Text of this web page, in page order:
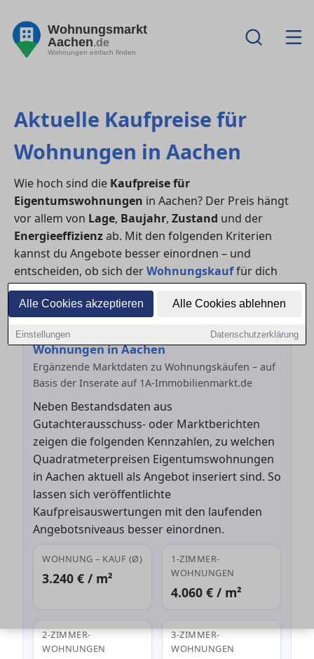
Alle Cookies akzeptieren Alle Cookies ablehnen
Einstellungen Datenschutzerklärung
Wohnungsmarkt
Aachen.de
Wohnungen einfach finden
Aktuelle Kaufpreise für
Wohnungen in Aachen
Wie hoch sind die Kaufpreise für
Eigentumswohnungen in Aachen? Der Preis hängt
vor allem von Lage, Baujahr, Zustand und der
Energieeffizienzab. Mit den folgenden Kriterien
kannst du Angebote besser einordnen – und
entscheiden, ob sich derWohnungskauffür dich
lohnt (oder obMietenaktuell sinnvoller ist).
Aktuelle Angebotskaufpreise für
Wohnungen in Aachen
Ergänzende Marktdaten zu Wohnungskäufen – auf
Basis der Inserate auf 1A-Immobilienmarkt.de
Neben Bestandsdaten aus
Gutachterausschuss- oder Marktberichten
zeigen die folgenden Kennzahlen, zu welchen
Quadratmeterpreisen Eigentumswohnungen
in Aachen aktuell als Angebot inseriert sind. So
lassen sich veröffentlichte
Kaufpreisauswertungen mit den laufenden
Angebotsniveaus besser einordnen.
WOHNUNG – KAUF (Ø)
3.240 € / m²
1-ZIMMER-
WOHNUNGEN
4.060 € / m²
2-ZIMMER-
WOHNUNGEN
3-ZIMMER-
WOHNUNGEN